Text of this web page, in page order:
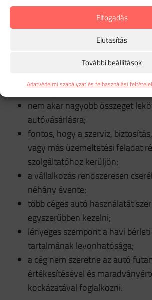
Elfogadás
Elutasítás
További beállítások
Adatvédelmi szabályzat és felhasználási
kezelni. Ilyenkor a hangsúly nem
birtoklásán, hanem a kiszámítható,
autóhasználaton van.
költséget szeretne;
nem akar nagyobb összeget
autóvásárlásra;
fontos, hogy a szerviz,
vagy más üzemeltetési feladat
szolgáltatóhoz kerüljön;
a vállalkozás rendszeresen
néhány évente;
több céges autó használatát
egyszerűbben kezelni;
lényeges szempont a havi
tartalmának levonhatósága;
a cég nem szeretne az autó
értékesítésével és
kockázatával foglalkozni.